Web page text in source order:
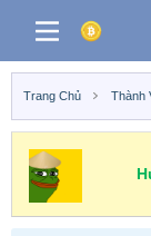
Trang Chủ Thành